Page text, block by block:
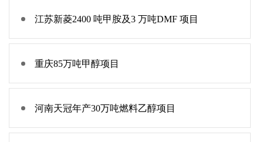
江苏新菱2400 吨甲胺及3 万吨DMF 项目
重庆85万吨甲醇项目
河南天冠年产30万吨燃料乙醇项目